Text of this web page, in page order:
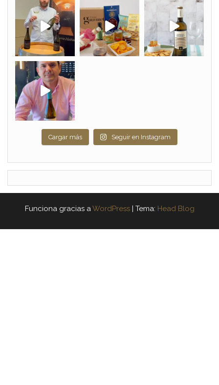
Cargar más Seguir en Instagram
Funciona gracias aWordPress | Tema: Head Blog